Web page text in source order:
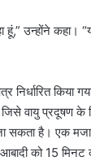
उन्होंने कहा।
किया
वायु प्रदूषण के
सकता है। एक
को 15